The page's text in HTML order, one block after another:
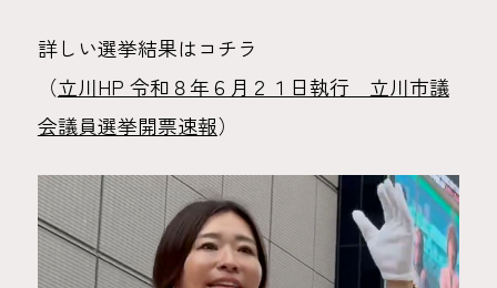
詳しい選挙結果はコチラ
（立川HP 令和８年６月２１日執行 立川市議
会議員選挙開票速報）